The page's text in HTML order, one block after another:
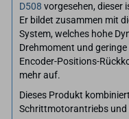
D508 vorgesehen, dieser
Er bildet zusammen mit
System, welches hohe
Drehmoment und
Encoder-Positions-
mehr auf.
Dieses Produkt
Schrittmotorantriebs und